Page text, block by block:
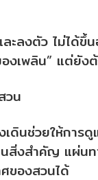
ะลงตัว ไม่ได้
งเพลิน” แต่ยัง
วน
เดินช่วยให้การ
สิ่งสำคัญ แผ่นท
ของสวนได้